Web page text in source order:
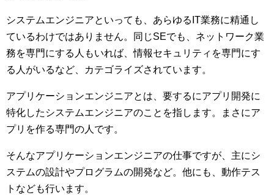
システムエンジニアといっても、あらゆるIT業務に精通し
ているわけではありません。同じSEでも、ネットワーク業
務を専門にする人もいれば、情報セキュリティを専門にす
る人がいるなど、カテゴライズされています。
アプリケーションエンジニアとは、要するにアプリ開発に
特化したシステムエンジニアのことを指します。まさにア
プリを作る専門の人です。
そんなアプリケーションエンジニアの仕事ですが、主にシ
ステムの設計やプログラムの開発など。他にも、動作テス
トなども行います。